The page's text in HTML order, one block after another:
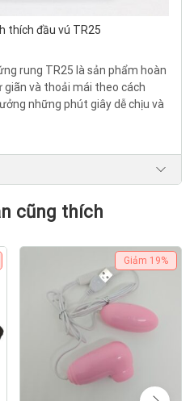
thích đầu vú TR25
rung TR25 là sản phẩm hoàn
giãn và thoải mái theo cách
những phút giây dễ chịu và
cũng thích
Giảm 19%